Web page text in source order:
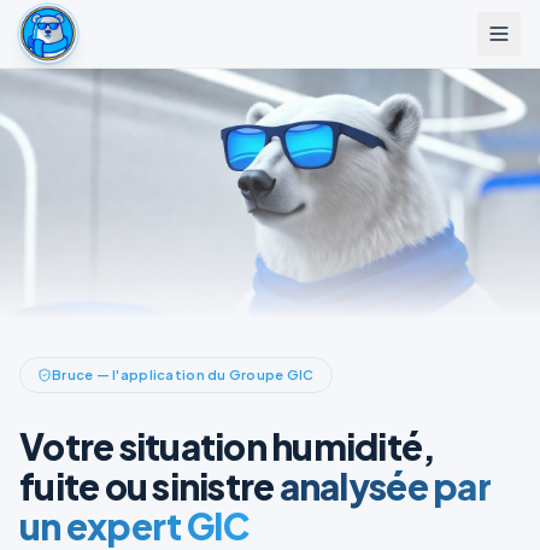
Bruce — l'application du Groupe GIC
Votre situation humidité,
fuite ou sinistreanalysée par
un expert GIC